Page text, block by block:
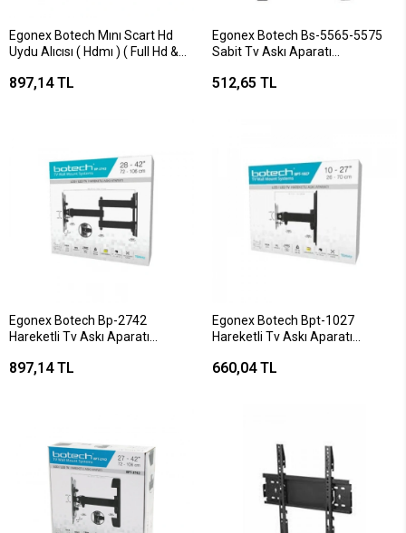
Egonex Botech Mını Scart Hd
Uydu Alıcısı ( Hdmı ) ( Full Hd &
Başlık ) *50
897,14 TL
Egonex Botech Bs-5565-5575
Sabit Tv Askı Aparatı
512,65 TL
Egonex Botech Bp-2742
Hareketli Tv Askı Aparatı
897,14 TL
Egonex Botech Bpt-1027
Hareketli Tv Askı Aparatı
660,04 TL